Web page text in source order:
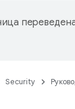
Security